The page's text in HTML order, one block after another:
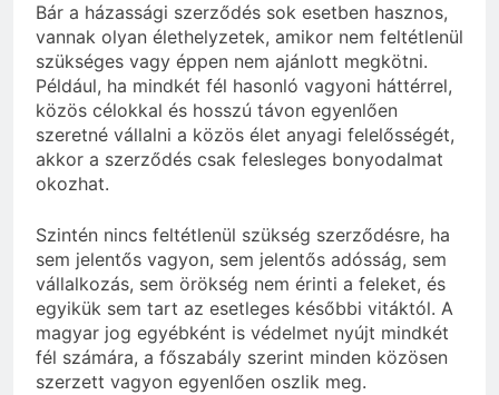
Bár a házassági szerződés sok esetben hasznos,
vannak olyan élethelyzetek, amikor nem feltétlenül
szükséges vagy éppen nem ajánlott megkötni.
Például, ha mindkét fél hasonló vagyoni háttérrel,
közös célokkal és hosszú távon egyenlően
szeretné vállalni a közös élet anyagi felelősségét,
akkor a szerződés csak felesleges bonyodalmat
okozhat.
Szintén nincs feltétlenül szükség szerződésre, ha
sem jelentős vagyon, sem jelentős adósság, sem
vállalkozás, sem örökség nem érinti a feleket, és
egyikük sem tart az esetleges későbbi vitáktól. A
magyar jog egyébként is védelmet nyújt mindkét
fél számára, a főszabály szerint minden közösen
szerzett vagyon egyenlően oszlik meg.